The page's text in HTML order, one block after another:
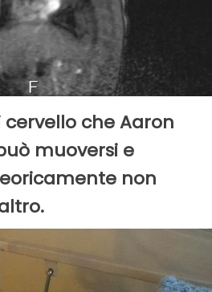
che Aaron
muoversi e
non